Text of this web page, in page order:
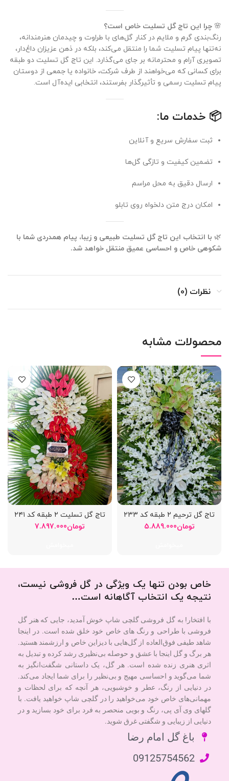
🌸 چرا این تاج گل تسلیت خاص است؟
رنگ‌بندی گرم و ملایم در کنار گل‌های با طراوت و چیدمان هنرمندانه،
نه‌تنها پیام تسلیت شما را منتقل می‌کند، بلکه در ذهن عزیزان داغ‌دار،
تصویری آرام و محترمانه بر جای می‌گذارد. این تاج گل تسلیت دو طبقه
برای کسانی که می‌خواهند از طرف شرکت، خانواده یا جمعی از دوستان
پیام تسلیت رسمی و تأثیرگذار بفرستند، انتخابی ایده‌آل است.
📦 خدمات ما:
ثبت سفارش سریع و آنلاین
تضمین کیفیت و تازگی گل‌ها
ارسال دقیق به محل مراسم
امکان درج متن دلخواه روی تابلو
🌿 با انتخاب این تاج گل تسلیت طبیعی و زیبا، پیام همدردی شما با
شکوهی خاص و احساسی عمیق منتقل خواهد شد.
نظرات (0)
محصولات مشابه
تاج گل ترحیم ۲ طبقه کد ۲۳۳
تومان5.889.000
تاج گل تسلیت ۲ طبقه کد ۲۴۱
تومان7.897.000
خاص بودن تنها یک ویژگی در گل فروشی نیست،
نتیجه یک انتخاب آگاهانه است…
با افتخار! به گل فروشی گلچی شاپ خوش آمدید، جایی که هنر گل
فروشی با طراحی و رنگ های خاص خود خلق شده است. در اینجا
شاهد طیفی فوق‌العاده از گل‌هایی با دیزاین خاص و ارزشمند هستید.
هر برگ و گل اینجا با عشق و حوصله بی‌نظیری رشد کرده و تبدیل به
اثری هنری زنده شده است. هر گل، یک داستانی شگفت‌انگیز به
شما می‌گوید و احساسی مهیج و بی‌نظیر را برای شما ایجاد می‌کند.
در دنیایی از رنگ، عطر و خوشبویی، هر آنچه که برای لحظات و
مهمانی‌های خاص خود می‌خواهید را در گلچی شاپ خواهید یافت. با
گلهای وی آی پی، رنگ و بویی منحصر به فرد برای خود بسازید و در
دنیایی از زیبایی و شگفتی غرق شوید.
باغ گل امام رضا
09125754562